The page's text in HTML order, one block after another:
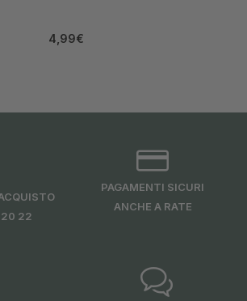
4,99€
22
PAGAMENTI SICURI
ANCHE A RATE